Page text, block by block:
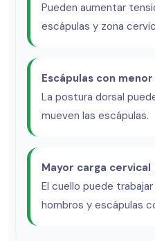
Pueden aumentar
escápulas y zona
Escápulas con
La postura dorsal
mueven las escápulas.
Mayor carga cervical
El cuello puede
hombros y escápulas